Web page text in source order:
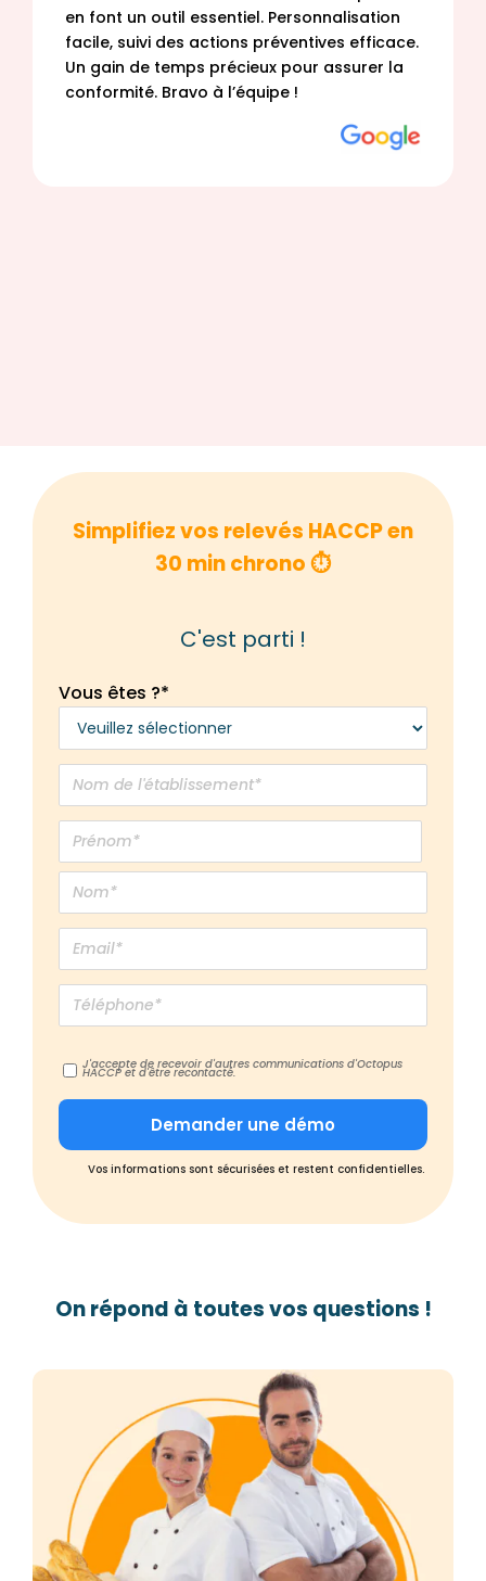
en font un outil essentiel. Personnalisation
facile, suivi des actions préventives efficace.
Un gain de temps précieux pour assurer la
conformité. Bravo à l’équipe !
Simplifiez vos relevés HACCP en
30 min chrono ⏱️
C'est parti !
Vous êtes ?*
J'accepte de recevoir d'autres communications d'Octopus
HACCP et d'être recontacté.
Vos informations sont sécurisées et restent confidentielles.
On répond à toutes vos questions !